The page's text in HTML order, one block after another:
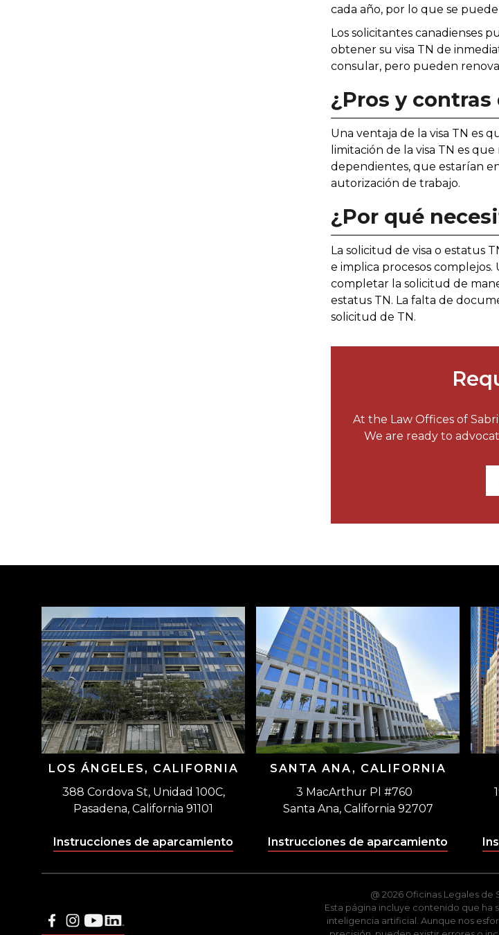
cada año, por lo que se
Los solicitantes canadienses
obtener su visa TN de
consular, pero pueden
¿Pros y contras
Una ventaja de la visa TN es
limitación de la visa TN es
dependientes, que estarían
autorización de trabajo.
¿Por qué
La solicitud de visa o estatus
e implica procesos
completar la solicitud de
estatus TN. La falta de
solicitud de TN.
At the Law Offices of
We are ready to
LOS ÁNGELES, CALIFORNIA
388 Cordova St, Unidad 100C,
Pasadena, California 91101
Instrucciones de aparcamiento
SANTA ANA, CALIFORNIA
3 MacArthur Pl #760
Santa Ana, California 92707
Instrucciones de aparcamiento
@ 2026 Oficinas Legales de
Esta página incluye contenido que ha
inteligencia artificial. Aunque nos